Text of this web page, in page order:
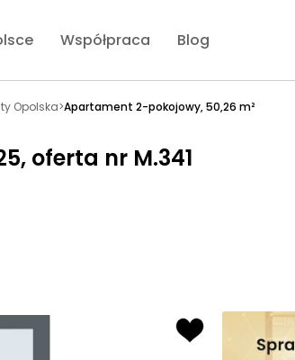
Współpraca Blog
Opolska>Apartament 2-pokojowy, 50,26 m²
oferta nr M.341